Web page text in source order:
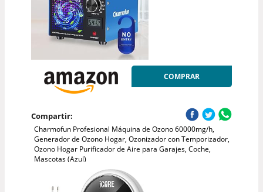
COMPRAR
Compartir:
Charmofun Profesional Máquina de Ozono 60000mg/h,
Generador de Ozono Hogar, Ozonizador con Temporizador,
Ozono Hogar Purificador de Aire para Garajes, Coche,
Mascotas (Azul)